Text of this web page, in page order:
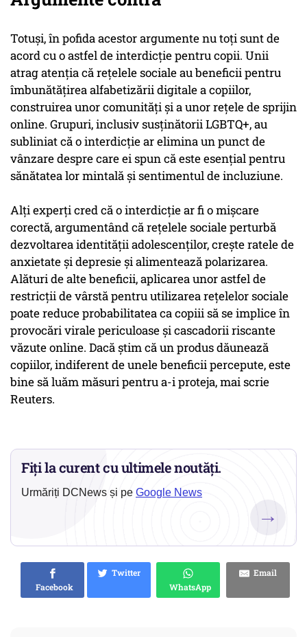
Totuși, în pofida acestor argumente nu toți sunt de
acord cu o astfel de interdicție pentru copii. Unii
atrag atenția că rețelele sociale au beneficii pentru
îmbunătățirea alfabetizării digitale a copiilor,
construirea unor comunități și a unor rețele de sprijin
online. Grupuri, inclusiv susținătorii LGBTQ+, au
subliniat că o interdicție ar elimina un punct de
vânzare despre care ei spun că este esențial pentru
sănătatea lor mintală și sentimentul de incluziune.
Alți experți cred că o interdicție ar fi o mișcare
corectă, argumentând că rețelele sociale perturbă
dezvoltarea identității adolescenților, crește ratele de
anxietate și depresie și alimentează polarizarea.
Alături de alte beneficii, aplicarea unor astfel de
restricții de vârstă pentru utilizarea rețelelor sociale
poate reduce probabilitatea ca copiii să se implice în
provocări virale periculoase și cascadorii riscante
văzute online. Dacă știm că un produs dăunează
copiilor, indiferent de unele beneficii percepute, este
bine să luăm măsuri pentru a-i proteja, mai scrie
Reuters.
Fiți la curent cu ultimele noutăți.
Urmăriți DCNews și pe Google News
→
Facebook
Twitter
WhatsApp
Email